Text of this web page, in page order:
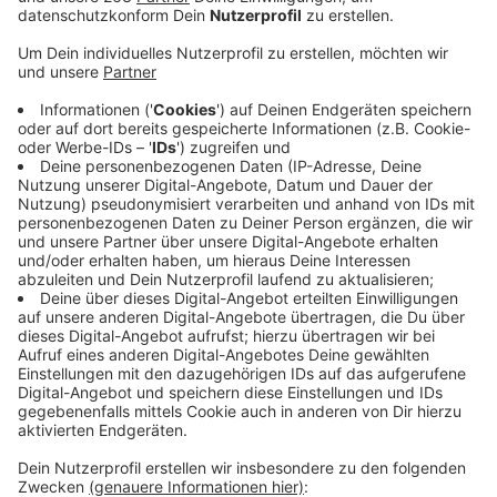
verraten. Heute ist der Friedensaktivist Hermann
Theisen aus Heidelberg vor dem Amtsgericht Bad
Berleburg zu einer Geldstrafe von 750 Euro verurteilt
worden. Theisen hatte auch vor der Hachenberg-
Kaserne in Erndtebrück gestanden. Seine Aktion hatte
er damit begründet, die Bundesregierung unternehme
zu wenig, um die Nutzung von US-Militärstützpunkten
in Deutschland für völkerrechtswidrige
Drohneneinsätze zu beenden. Verurteilt wurde er
heute nicht wegen des Aufrufs, der in seinem Flyer
stand, sondern wegen Verstoßes gegen das
Versammlungsgesetz. Theisen will gegen das Urteil
aber Revision einlegen. Schon seit 30 Jahren steht er
wegen verschiedener Flugblattaktionen immer wieder
im Fokus der Justiz. In den allermeisten der inzwischen
über 25 Strafverfahren wurde er aber spätestens in